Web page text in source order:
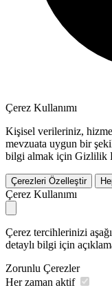
Çerez Kullanımı
Kişisel verileriniz,
mevzuata uygun bir
bilgi almak için Gizlilik
Çerezleri Özelleştir
Çerez Kullanımı
Çerez tercihlerinizi
detaylı bilgi için
Zorunlu Çerezler
Her zaman aktif